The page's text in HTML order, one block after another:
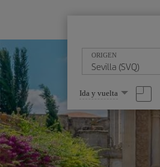
ORIGEN
Seleccione
una
opción
Ida y vuelta